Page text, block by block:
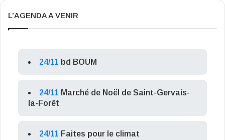
L’AGENDA A VENIR
24/11 bd BOUM
24/11 Marché de Noël de Saint-Gervais-
la-Forêt
24/11 Faites pour le climat